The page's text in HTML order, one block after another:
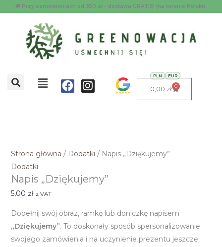
Przejdź
🚚 Przy zamówieniach od 350 zł – dostawa GRATIS! (na terenie Polski)
MenuFacebook
Instagram
PLN EUR
0,00 zł 0
Wózek
Strona główna / Dodatki / Napis „Dziękujemy”
Dodatki
Napis „Dziękujemy”
5,00 zł z VAT
Dopełnij swój obraz, ramkę lub doniczkę napisem
„Dziękujemy”. To doskonały sposób spersonalizowanie
swojego zamówienia i na uczynienie prezentu jeszcze
ilość
"Dziękujemy"